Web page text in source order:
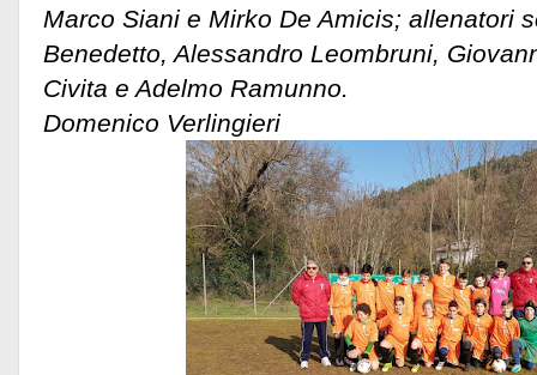
Marco Siani e Mirko De Amicis; allenatori
Benedetto, Alessandro Leombruni,
Civita e Adelmo Ramunno.
Domenico Verlingieri